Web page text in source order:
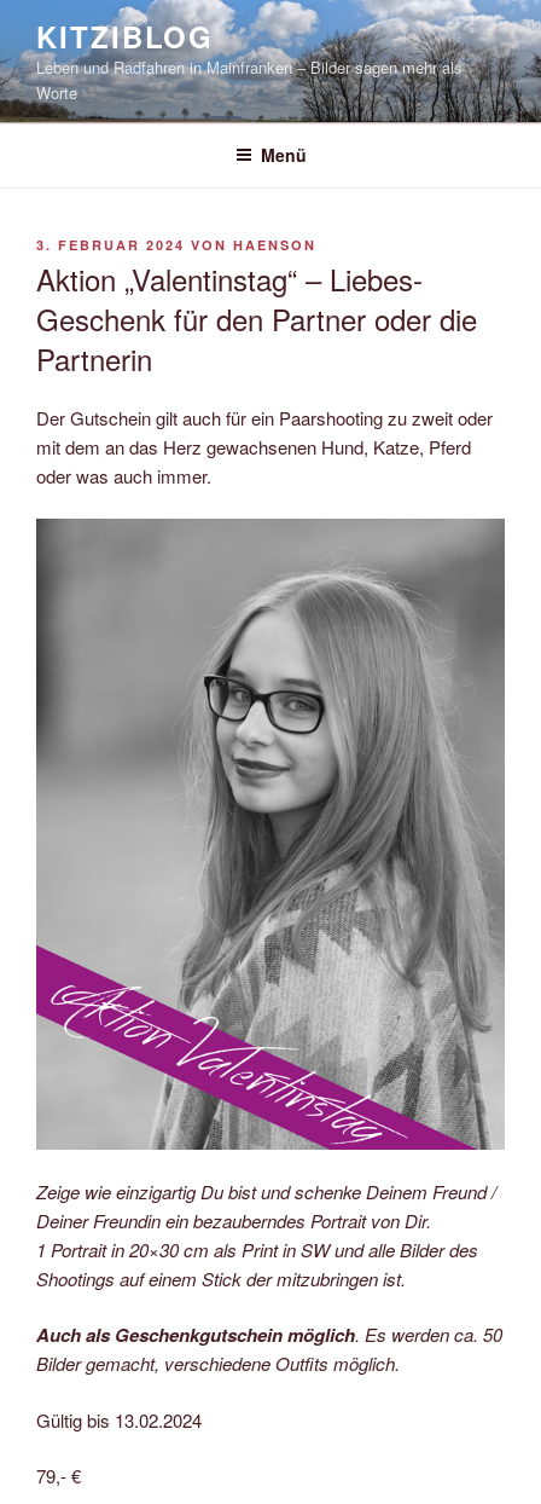
springen
KITZIBLOG
Leben und Radfahren in Mainfranken – Bilder sagen mehr als
Worte
Menü
VERÖFFENTLICHT
3. FEBRUAR 2024 VON HAENSON
Aktion „Valentinstag“ – Liebes-
Geschenk für den Partner oder die
Partnerin
Der Gutschein gilt auch für ein Paarshooting zu zweit oder
mit dem an das Herz gewachsenen Hund, Katze, Pferd
oder was auch immer.
Zeige wie einzigartig Du bist und schenke Deinem Freund /
Deiner Freundin ein bezauberndes Portrait von Dir.
1 Portrait in 20×30 cm als Print in SW und alle Bilder des
Shootings auf einem Stick der mitzubringen ist.
Auch als Geschenkgutschein möglich. Es werden ca. 50
Bilder gemacht, verschiedene Outfits möglich.
Gültig bis 13.02.2024
79,- €